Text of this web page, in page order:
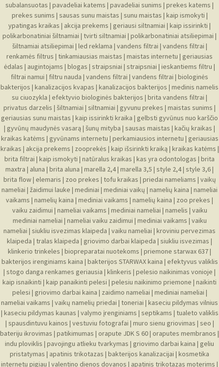
subalansuotas | pavadeliai katems | pavadeliai sunims | prekes katems |
prekes sunims | sausas sunu maistas | sunu maistas | kaip ismokyti |
ypatingas kraikas | akcija prekems | geriausi siltnamiai | kaip issirinkti |
polikarbonatiniai šiltnamiai | tvirti siltnamiai | polikarbonatiniai atsiliepimai |
šiltnamiai atsiliepimai | led reklama | vandens filtrai | vandens filtrai |
renkamės filtrus | tinkamiausias maistas | maistas internetu | geriausias
ėdalas | augintojams | blogas | straipsniai | straipsniai | ieskantiems filtru |
filtrai namui | filtru nauda | vandens filtrai | vandens filtrai | biologinės
bakterijos | kanalizacijos kvapas | kanalizacijos bakterijos | medinis namelis
su ciuozykla | efektyvio biologinės bakterijos | brita vandens filtrai |
privatus darzelis | šiltnamiai | siltnamiai | gyvunu prekes | maistas sunims |
geriausias sunu maistas | kaip issirinkti kraika | gelbsti gyvūnus nuo karščio
| gyvūnų maudynės vasarą | šunų mityba | sausas maistas | kačių kraikas |
kraikas katėms | gyvūnams internetu | perkamiausios internetu | geriausias
kraikas | akcija prekems | zooprekės | kaip išsirinkti kraiką | kraikas katėms |
brita filtrai | kaip ismokyti | natūralus kraikas | kas yra odontologas | brita
maxtra | aluna | brita aluna | marella 2,4| marella 3,5 | style 2,4| style 3,6|
brita flow| elemaris | zoo prekes | tofu kraikas | priedai nameliams | vaikų
nameliai | žaidimui lauke | mediniai | mediniai vaikų | namelių kaina | nameliai
vaikams | namelių kaina | mediniai vaikams | namelių kaina | zoo prekes |
vaiku zaidimui | nameliai vaikams | mediniai nameliai | namelis | vaiku
mediniai nameliai | nameliai vaiku zaidimui | mediniai vaikams | vaiku
nameliai | siukliu isvezimas klaipeda | vaiku nameliai | kroviniu pervezimas
klaipeda | tralas klaipeda | griovimo darbai klaipeda | siukliu isvezimas |
klinkerio trinkeles | biopreparatai nuotekoms | priemone starwax 637|
bakterijos irenginiams kaina | bakterijos STARWAX kaina | efektyvus valiklis
| stogo danga renkames geriausia | klinkeris | pelesio naikinimas vonioje |
kaip isnaikinti | kaip panaikinti pelesi | pelesiu naikinimo priemone | naikinti
pelesi | griovimo darbai kaina | zaidimo nameliai | mediniai nameliai |
nameliai vaikams | vaikų namelių priedai | toneriai | kaseciu pildymas vilnius
| kaseciu pildymas kaunas | valymo įrenginiams | septikams | tualeto valiklis
| spausdintuvu kainos | vestuviu fotografai | muro sienu griovimas | seo |
bateriju ikrovimas | patikimumas | orapute JDK S 60| oraputes membranos |
indu ploviklis | pavojingu atlieku tvarkymas | griovimo darbai kaina | geliu
pristatymas | apatinis trikotazas | bakterijos kanalizacijai | kosmetika
internetu pigiau | valentino dienos dovanos | apatinis trikotazas moterims |